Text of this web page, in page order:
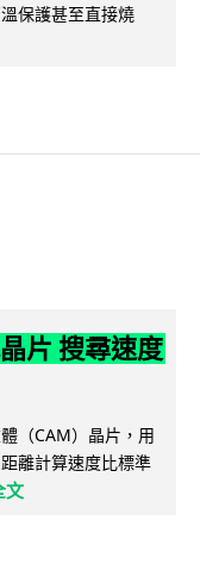
保護甚至直接燒
片 搜尋速度
（CAM）晶片，用
離計算速度比標準
文